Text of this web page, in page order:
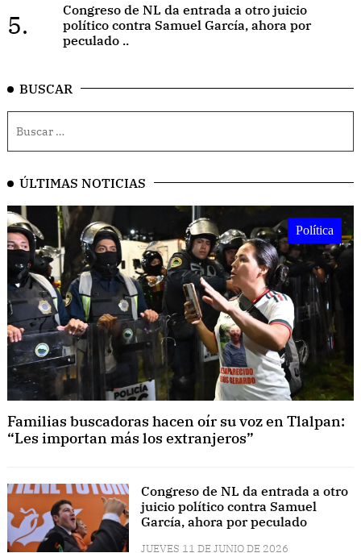
5.
Congreso de NL da entrada a otro juicio
político contra Samuel García, ahora por
peculado ..
BUSCAR
ÚLTIMAS NOTICIAS
Política
Familias buscadoras hacen oír su voz en Tlalpan:
“Les importan más los extranjeros”
Congreso de NL da entrada a otro
juicio político contra Samuel
García, ahora por peculado
JUEVES 11 DE JUNIO DE 2026